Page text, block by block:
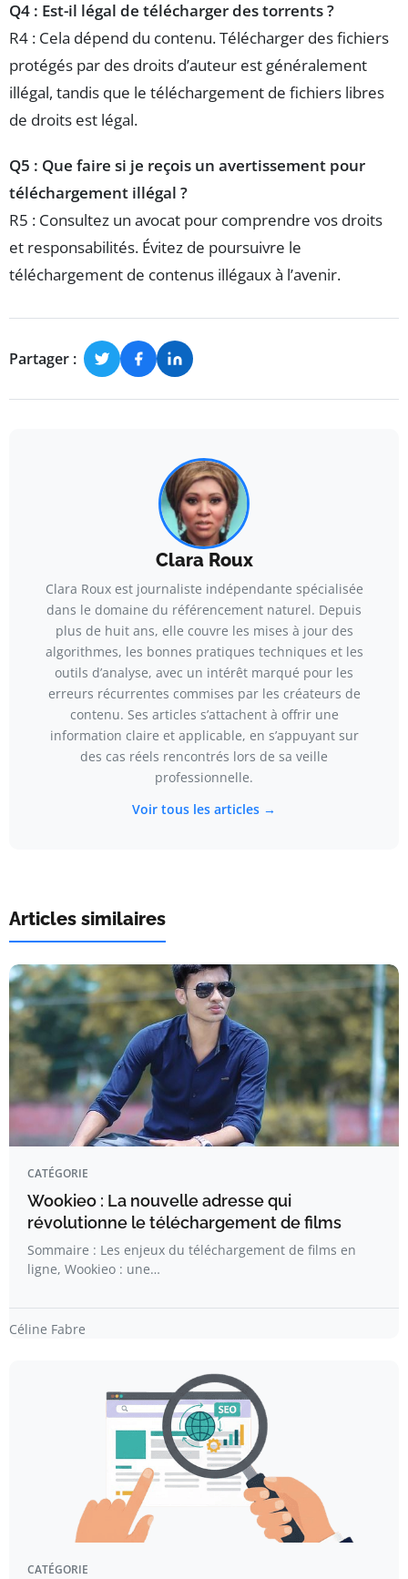
Q4 : Est-il légal de télécharger des torrents ?
R4 : Cela dépend du contenu. Télécharger des fichiers
protégés par des droits d’auteur est généralement
illégal, tandis que le téléchargement de fichiers libres
de droits est légal.
Q5 : Que faire si je reçois un avertissement pour
téléchargement illégal ?
R5 : Consultez un avocat pour comprendre vos droits
et responsabilités. Évitez de poursuivre le
téléchargement de contenus illégaux à l’avenir.
Partager :
Clara Roux
Clara Roux est journaliste indépendante spécialisée
dans le domaine du référencement naturel. Depuis
plus de huit ans, elle couvre les mises à jour des
algorithmes, les bonnes pratiques techniques et les
outils d’analyse, avec un intérêt marqué pour les
erreurs récurrentes commises par les créateurs de
contenu. Ses articles s’attachent à offrir une
information claire et applicable, en s’appuyant sur
des cas réels rencontrés lors de sa veille
professionnelle.
Voir tous les articles →
Articles similaires
CATÉGORIE
Wookieo : La nouvelle adresse qui
révolutionne le téléchargement de films
Sommaire : Les enjeux du téléchargement de films en
ligne, Wookieo : une…
Céline Fabre
CATÉGORIE